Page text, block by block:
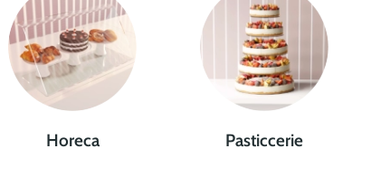
Horeca Pasticcerie